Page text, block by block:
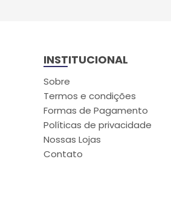
INSTITUCIONAL
Sobre
Termos e condições
Formas de Pagamento
Políticas de privacidade
Nossas Lojas
Contato